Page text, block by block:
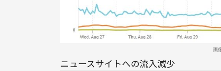
画
ニュースサイトへの流入減少